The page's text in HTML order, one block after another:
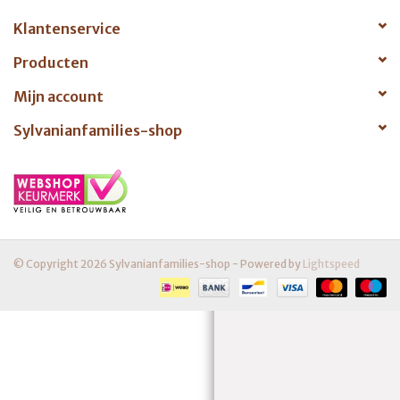
Kleine keukenaccessoires.
Klantenservice
Producten
Mijn account
Sylvanianfamilies-shop
© Copyright 2026 Sylvanianfamilies-shop - Powered by Lightspeed